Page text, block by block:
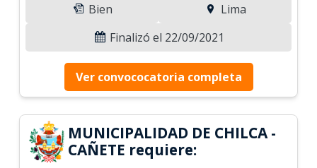
Bien
Lima
Finalizó el 22/09/2021
Ver convococatoria completa
MUNICIPALIDAD DE CHILCA -
CAÑETE requiere: